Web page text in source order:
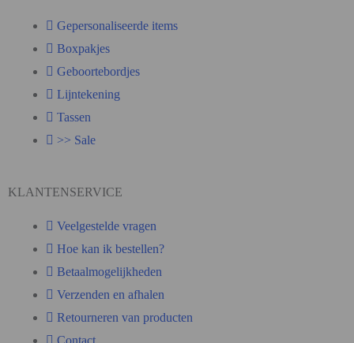
Gepersonaliseerde items
Boxpakjes
Geboortebordjes
Lijntekening
Tassen
>> Sale
KLANTENSERVICE
Veelgestelde vragen
Hoe kan ik bestellen?
Betaalmogelijkheden
Verzenden en afhalen
Retourneren van producten